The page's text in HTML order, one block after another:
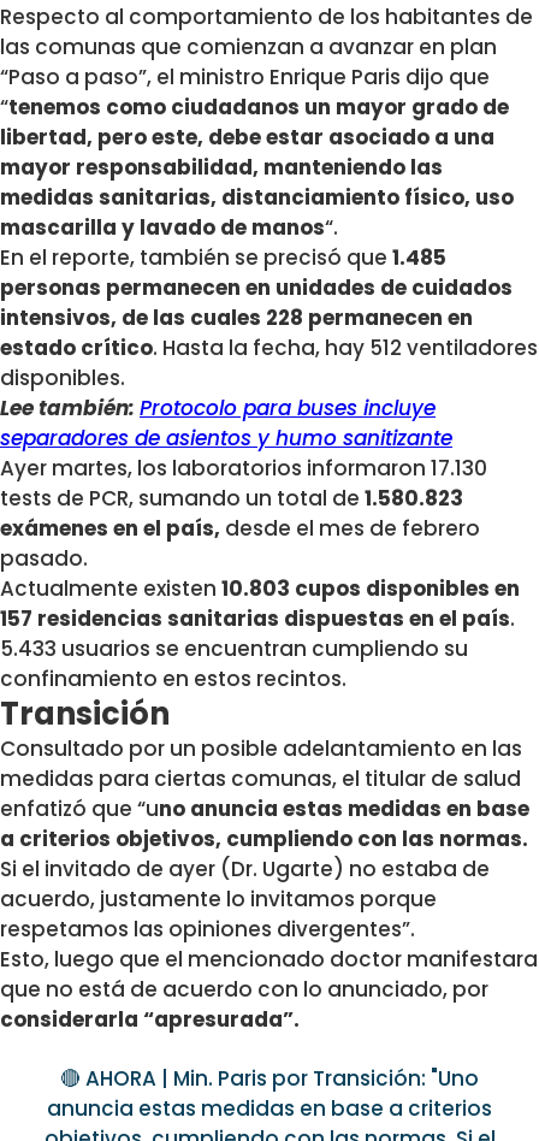
Respecto al comportamiento de los habitantes de
las comunas que comienzan a avanzar en plan
“Paso a paso”, el ministro Enrique Paris dijo que
“tenemos como ciudadanos un mayor grado de
libertad, pero este, debe estar asociado a una
mayor responsabilidad, manteniendo las
medidas sanitarias, distanciamiento físico, uso
mascarilla y lavado de manos“.
En el reporte, también se precisó que 1.485
personas permanecen en unidades de cuidados
intensivos, de las cuales 228 permanecen en
estado crítico. Hasta la fecha, hay 512 ventiladores
disponibles.
Lee también: Protocolo para buses incluye
separadores de asientos y humo sanitizante
Ayer martes, los laboratorios informaron 17.130
tests de PCR, sumando un total de 1.580.823
exámenes en el país, desde el mes de febrero
pasado.
Actualmente existen 10.803 cupos disponibles en
157 residencias sanitarias dispuestas en el país.
5.433 usuarios se encuentran cumpliendo su
confinamiento en estos recintos.
Transición
Consultado por un posible adelantamiento en las
medidas para ciertas comunas, el titular de salud
enfatizó que “uno anuncia estas medidas en base
a criterios objetivos, cumpliendo con las normas.
Si el invitado de ayer (Dr. Ugarte) no estaba de
acuerdo, justamente lo invitamos porque
respetamos las opiniones divergentes”.
Esto, luego que el mencionado doctor manifestara
que no está de acuerdo con lo anunciado, por
considerarla “apresurada”.
🔴 AHORA | Min. Paris por Transición: "Uno
anuncia estas medidas en base a criterios